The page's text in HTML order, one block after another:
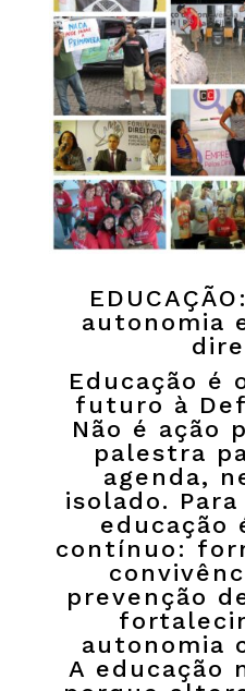
autonomia
Educação é
futuro à
Não é ação
palestra
agenda,
isolado. Para
educação
contínuo:
prevenção
autonomia
A educação